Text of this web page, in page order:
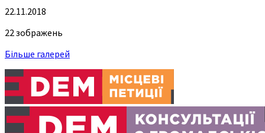
22.11.2018
22 зображень
Більше галерей